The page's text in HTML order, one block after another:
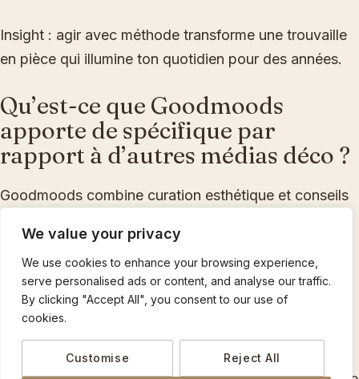
We value your privacy
We use cookies to enhance your browsing experience,
serve personalised ads or content, and analyse our traffic.
By clicking "Accept All", you consent to our use of
cookies.
Customise Reject All
Insight : agir avec méthode transforme une trouvaille
en pièce qui illumine ton quotidien pour des années.
Qu’est-ce que Goodmoods
apporte de spécifique par
rapport à d’autres médias déco ?
Goodmoods combine curation esthétique et conseils
artisanal, les matières naturelles et des gestes
concrets pour le quotidien.
Combien coûte en moyenne un
rempaillage en 2026 ?